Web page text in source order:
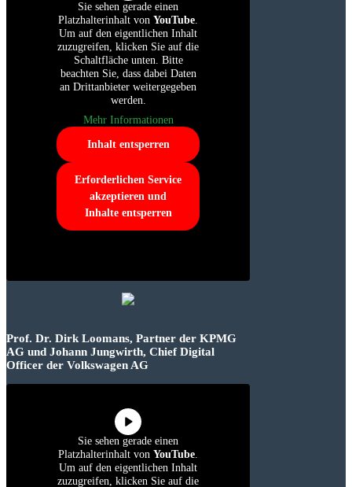
Sie sehen gerade einen
Platzhalterinhalt von YouTube.
Um auf den eigentlichen Inhalt
zuzugreifen, klicken Sie auf die
Schaltfläche unten. Bitte
beachten Sie, dass dabei Daten
an Drittanbieter weitergegeben
werden.
Mehr Informationen
Inhalt entsperren
Erforderlichen Service
akzeptieren und
Inhalte entsperren
Prof. Dr. Dirk Loomans, Partner der KPMG
AG und Johann Jungwirth, Chief Digital
Officer der Volkswagen AG
Sie sehen gerade einen
Platzhalterinhalt von YouTube.
Um auf den eigentlichen Inhalt
zuzugreifen, klicken Sie auf die